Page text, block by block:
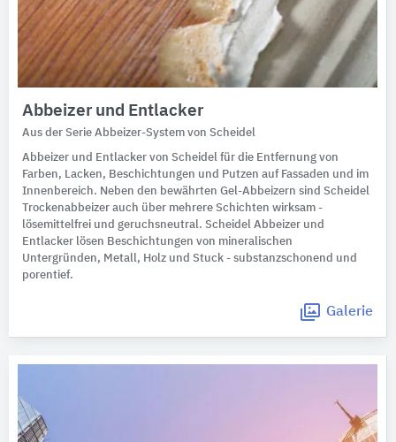
Abbeizer und Entlacker
Aus der Serie Abbeizer-System von Scheidel
Abbeizer und Entlacker von Scheidel für die Entfernung von
Farben, Lacken, Beschichtungen und Putzen auf Fassaden und im
Innenbereich. Neben den bewährten Gel-Abbeizern sind Scheidel
Trockenabbeizer auch über mehrere Schichten wirksam -
lösemittelfrei und geruchsneutral. Scheidel Abbeizer und
Entlacker lösen Beschichtungen von mineralischen
Untergründen, Metall, Holz und Stuck - substanzschonend und
porentief.
Galerie